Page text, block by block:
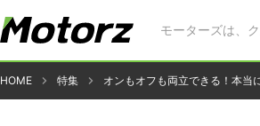
モーターズは、
HOME 特集 オンもオフも両立できる！本当